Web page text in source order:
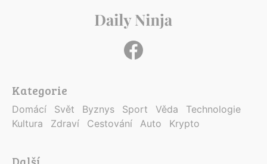
Kategorie
Domácí Svět Byznys Sport Věda
Technologie
Kultura
Zdraví Cestování Auto Krypto